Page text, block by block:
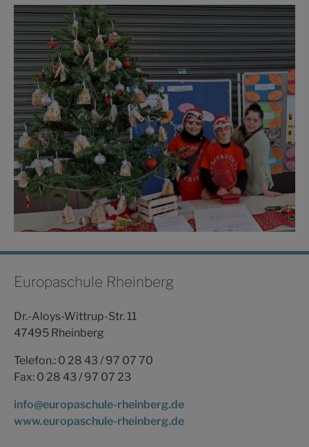
Europaschule Rheinberg
Dr.-Aloys-Wittrup-Str. 11
47495 Rheinberg
Telefon.: 0 28 43 / 97 07 70
Fax: 0 28 43 / 97 07 23
info@europaschule-rheinberg.de
www.europaschule-rheinberg.de